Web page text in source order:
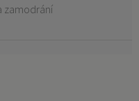
zamodrání